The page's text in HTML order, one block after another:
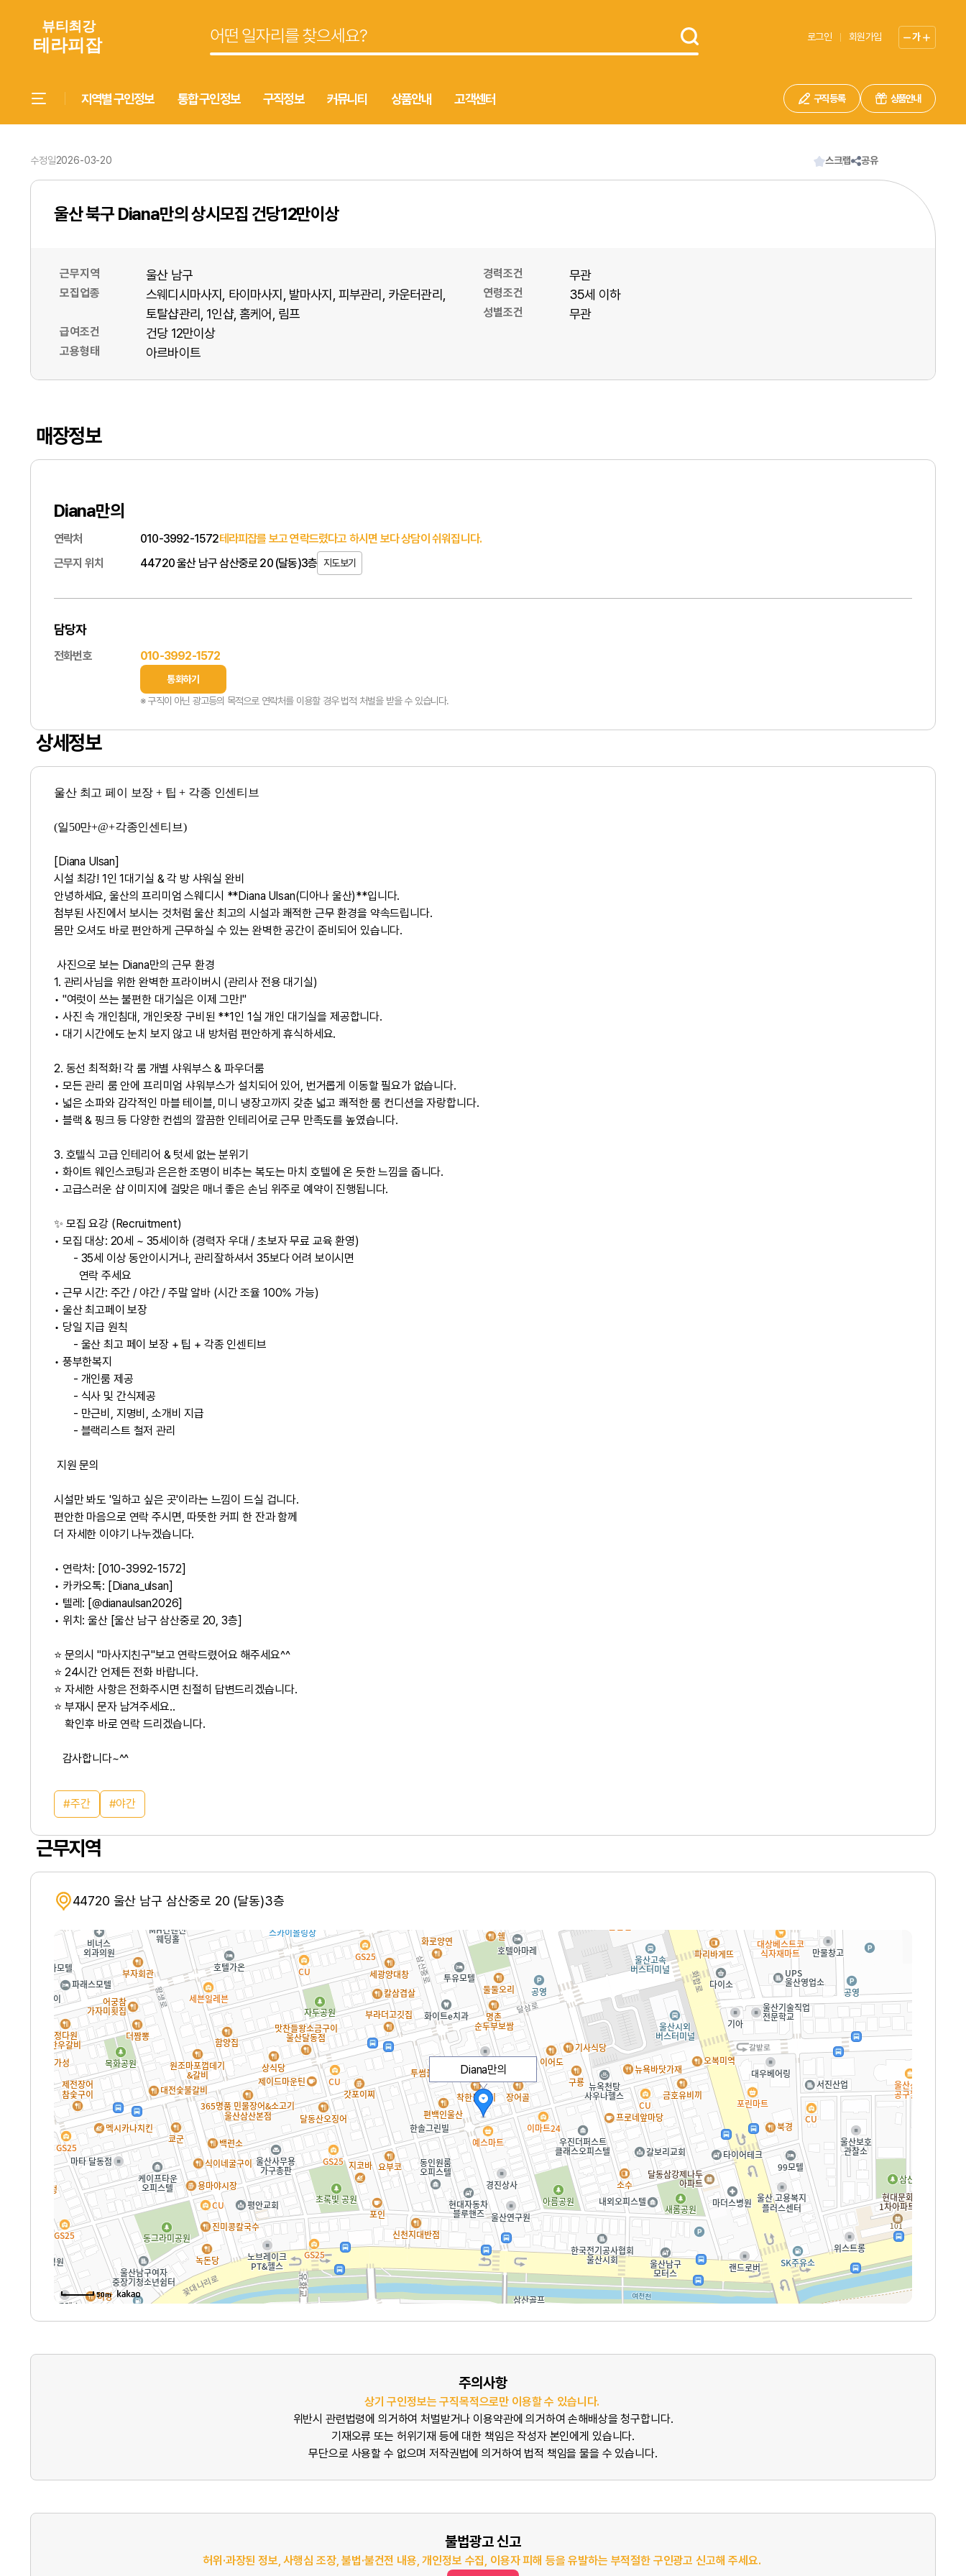
로그인 회원가입 가
지역별 구인정보 통합 구인정보 구직정보 커뮤니티 상품안내 고객센터 구직 등록 상품안내
수정일2026-03-20 스크랩 공유
울산 북구 Diana만의 상시모집 건당12만이상
근무지역 울산 남구
모집업종 스웨디시마사지 타이마사지 발마사지 피부관리
카운터관리
토탈샵관리
1인샵 홈케어 림프
급여조건 건당 12만이상
고용형태 아르바이트
경력조건 무관
연령조건 35세 이하
성별조건 무관
매장정보
Diana만의
연락처 010-3992-1572테라피잡를 보고 연락드렸다고 하시면 보다 상담이 쉬워집니다.
근무지 위치
44720 울산 남구 삼산중로 20 (달동)3층 지도보기
담당자
전화번호 010-3992-1572
통화하기
※ 구직이 아닌 광고등의 목적으로 연락처를 이용할 경우 법적 처벌을 받을 수 있습니다.
상세정보
울산 최고 페이 보장 + 팁 + 각종 인센티브
(일50만+@+각종인센티브)
[Diana Ulsan]
시설 최강! 1인 1대기실 & 각 방 샤워실 완비
​안녕하세요, 울산의 프리미엄 스웨디시 **Diana Ulsan(디아나 울산)**입니다.
첨부된 사진에서 보시는 것처럼 울산 최고의 시설과 쾌적한 근무 환경을 약속드립니다.
몸만 오셔도 바로 편안하게 근무하실 수 있는 완벽한 공간이 준비되어 있습니다.
​ 사진으로 보는 Diana만의 근무 환경
​1. 관리사님을 위한 완벽한 프라이버시 (관리사 전용 대기실)
• ​"여럿이 쓰는 불편한 대기실은 이제 그만!"
• ​사진 속 개인침대, 개인옷장 구비된 **1인 1실 개인 대기실을 제공합니다.
• ​대기 시간에도 눈치 보지 않고 내 방처럼 편안하게 휴식하세요.
​2. 동선 최적화! 각 룸 개별 샤워부스 & 파우더룸
• ​모든 관리 룸 안에 프리미엄 샤워부스가 설치되어 있어, 번거롭게 이동할 필요가 없습니다.
• ​넓은 소파와 감각적인 마블 테이블, 미니 냉장고까지 갖춘 넓고 쾌적한 룸 컨디션을 자랑합니다.
• ​블랙 & 핑크 등 다양한 컨셉의 깔끔한 인테리어로 근무 만족도를 높였습니다.
​3. 호텔식 고급 인테리어 & 텃세 없는 분위기
• ​화이트 웨인스코팅과 은은한 조명이 비추는 복도는 마치 호텔에 온 듯한 느낌을 줍니다.
• ​고급스러운 샵 이미지에 걸맞은 매너 좋은 손님 위주로 예약이 진행됩니다.
✨ 모집 요강 (Recruitment)
• ​모집 대상: 20세 ~ 35세이하 (경력자 우대 / 초보자 무료 교육 환영)
- 35세 이상 동안이시거나, 관리잘하셔서 35보다 어려 보이시면
연락 주세요
• ​근무 시간: 주간 / 야간 / 주말 알바 (시간 조율 100% 가능)
• ​울산 최고페이 보장
• ​당일 지급 원칙
- 울산 최고 페이 보장 + 팁 + 각종 인센티브
• ​풍부한복지
- 개인룸 제공
- 식사 및 간식제공
- 만근비, 지명비, 소개비 지급
- 블랙리스트 철저 관리
​ 지원 문의
​시설만 봐도 '일하고 싶은 곳'이라는 느낌이 드실 겁니다.
편안한 마음으로 연락 주시면, 따뜻한 커피 한 잔과 함께
더 자세한 이야기 나누겠습니다.
• ​연락처: [010-3992-1572]
• ​카카오톡: [Diana_ulsan]
• 텔레: [@dianaulsan2026]
• ​위치: 울산 [울산 남구 삼산중로 20, 3층]
⭐ 문의시 "마사지친구"보고 연락드렸어요 해주세요^^
⭐ 24시간 언제든 전화 바랍니다.
⭐ 자세한 사항은 전화주시면 친절히 답변드리겠습니다.
⭐ 부재시 문자 남겨주세요..
확인후 바로 연락 드리겠습니다.
감사합니다~^^
주간 야간
근무지역
44720 울산 남구 삼산중로 20 (달동)3층
Diana만의
50m
주의사항
상기 구인정보는 구직목적으로만 이용할 수 있습니다.
위반시 관련법령에 의거하여 처벌받거나 이용약관에 의거하여 손해배상을 청구합니다.
기재오류 또는 허위기재 등에 대한 책임은 작성자 본인에게 있습니다.
무단으로 사용할 수 없으며 저작권법에 의거하여 법적 책임을 물을 수 있습니다.
불법광고 신고
허위·과장된 정보, 사행심 조장, 불법·불건전 내용, 개인정보 수집, 이용자 피해 등을 유발하는 부적절한 구인광고 신고해 주세요.